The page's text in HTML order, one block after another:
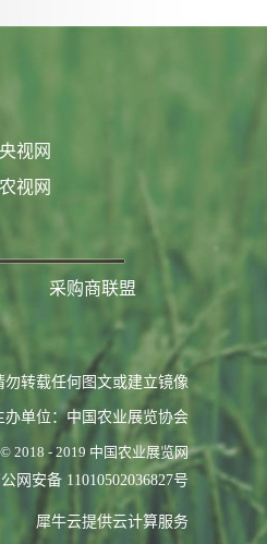
央视网
农视网
采购商联盟
转载任何图文或建立镜像
办单位：中国农业展览协会
2018 - 2019 中国农业展览网
网安备 11010502036827号
犀牛云提供云计算服务